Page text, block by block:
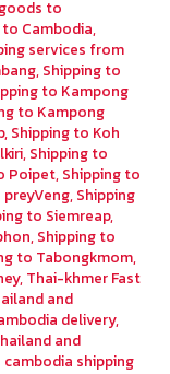
to
Cambodia,
services from
, Shipping to
to Kampong
to Kampong
, Shipping to Koh
, Shipping to
Poipet, Shipping to
, Shipping
to Siemreap,
, Shipping to
to Tabongkmom,
, Thai-khmer Fast
and
delivery,
and
shipping